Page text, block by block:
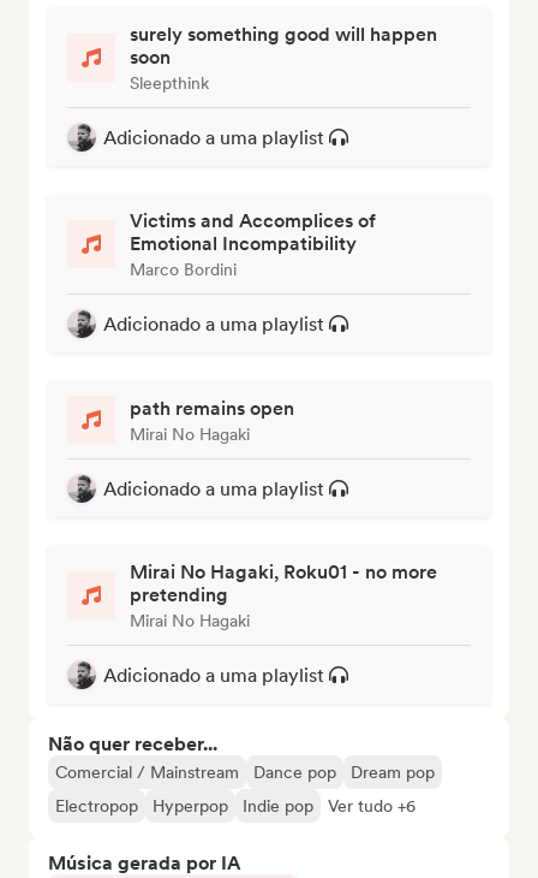
surely something good will happen
soon
Sleepthink
Adicionado a uma playlist
Victims and Accomplices of
Emotional Incompatibility
Marco Bordini
Adicionado a uma playlist
path remains open
Mirai No Hagaki
Adicionado a uma playlist
Mirai No Hagaki, Roku01 - no more
pretending
Mirai No Hagaki
Adicionado a uma playlist
Não quer receber...
Comercial / Mainstream Dance pop
Dream pop
Electropop
Hyperpop Indie pop Ver tudo +6
Música gerada por IA